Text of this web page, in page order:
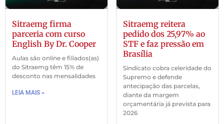
Sitraemg firma
parceria com curso
English By Dr. Cooper
Aulas são online e filiados(as)
do Sitraemg têm 15% de
desconto nas mensalidades
LEIA MAIS »
Sitraemg reitera
pedido dos 25,97% ao
STF e faz pressão em
Brasília
Sindicato cobra celeridade do
Supremo e defende
antecipação das parcelas,
diante da margem
orçamentária já prevista para
2026